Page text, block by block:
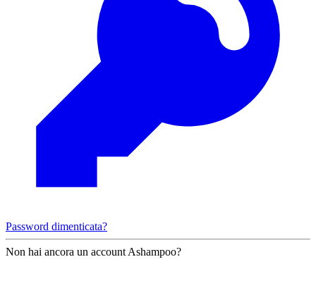
Password dimenticata?
Non hai ancora un account Ashampoo?